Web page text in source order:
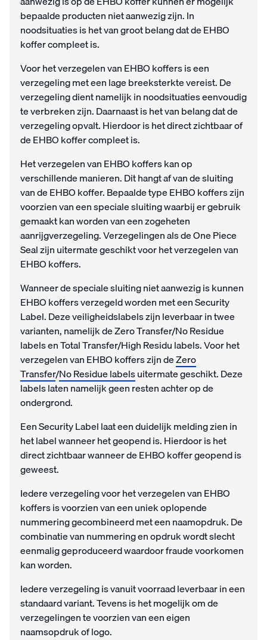
bepaalde producten niet aanwezig zijn. In
noodsituaties is het van groot belang dat de EHBO
koffer compleet is.
Voor het verzegelen van EHBO koffers is een
verzegeling met een lage breeksterkte vereist. De
verzegeling dient namelijk in noodsituaties eenvoudig
te verbreken zijn. Daarnaast is het van belang dat de
verzegeling opvalt. Hierdoor is het direct zichtbaar of
de EHBO koffer compleet is.
Het verzegelen van EHBO koffers kan op
verschillende manieren. Dit hangt af van de sluiting
van de EHBO koffer. Bepaalde type EHBO koffers zijn
voorzien van een speciale sluiting waarbij er gebruik
gemaakt kan worden van een zogeheten
aanrijgverzegeling. Verzegelingen als de One Piece
Seal zijn uitermate geschikt voor het verzegelen van
EHBO koffers.
Wanneer de speciale sluiting niet aanwezig is kunnen
EHBO koffers verzegeld worden met een Security
Label. Deze veiligheidslabels zijn leverbaar in twee
varianten, namelijk de Zero Transfer/No Residue
labels en Total Transfer/High Residu labels. Voor het
verzegelen van EHBO koffers zijn deZero
Transfer/No Residue labelsuitermate geschikt. Deze
labels laten namelijk geen resten achter op de
ondergrond.
Een Security Label laat een duidelijk melding zien in
het label wanneer het geopend is. Hierdoor is het
direct zichtbaar wanneer de EHBO koffer geopend is
geweest.
Iedere verzegeling voor het verzegelen van EHBO
koffers is voorzien van een uniek oplopende
nummering gecombineerd met een naamopdruk. De
combinatie van nummering en opdruk wordt slecht
eenmalig geproduceerd waardoor fraude voorkomen
kan worden.
Iedere verzegeling is vanuit voorraad leverbaar in een
standaard variant. Tevens is het mogelijk om de
verzegelingen te voorzien van een eigen
naamsopdruk of logo.